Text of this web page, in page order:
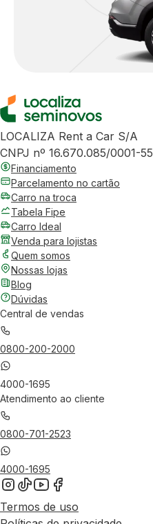
LOCALIZA Rent a Car S/A
CNPJ nº 16.670.085/0001-55
Financiamento
Parcelamento no cartão
Carro na troca
Tabela Fipe
Carro Ideal
Venda para lojistas
Quem somos
Nossas lojas
Blog
Dúvidas
Central de vendas
0800-200-2000
4000-1695
Atendimento ao cliente
0800-701-2523
4000-1695
Termos de uso